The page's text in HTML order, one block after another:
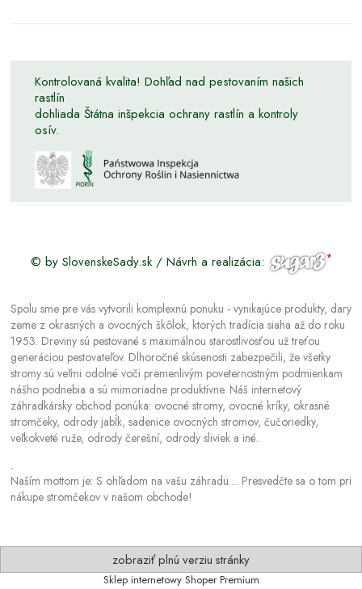
Kontrolovaná kvalita! Dohľad nad pestovaním našich
rastlín
dohliada Štátna inšpekcia ochrany rastlín a kontroly
osív.
© by SlovenskeSady.sk / Návrh a realizácia:
Spolu sme pre vás vytvorili komplexnú ponuku - vynikajúce produkty, dary
zeme z okrasných a ovocných škôlok, ktorých tradícia siaha až do roku
1953. Dreviny sú pestované s maximálnou starostlivosťou už treťou
generáciou pestovateľov. Dlhoročné skúsenosti zabezpečili, že všetky
stromy sú veľmi odolné voči premenlivým poveternostným podmienkam
nášho podnebia a sú mimoriadne produktívne. Náš internetový
záhradkársky obchod ponúka: ovocné stromy, ovocné kríky, okrasné
stromčeky, odrody jabĺk, sadenice ovocných stromov, čučoriedky,
veľkokveté ruže, odrody čerešní, odrody sliviek a iné.
.
Naším mottom je: S ohľadom na vašu záhradu.... Presvedčte sa o tom pri
nákupe stromčekov v našom obchode!
zobraziť plnú verziu stránky
Sklep internetowy Shoper Premium